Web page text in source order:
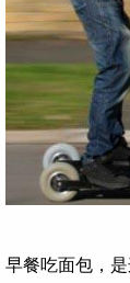
早餐吃面包，是